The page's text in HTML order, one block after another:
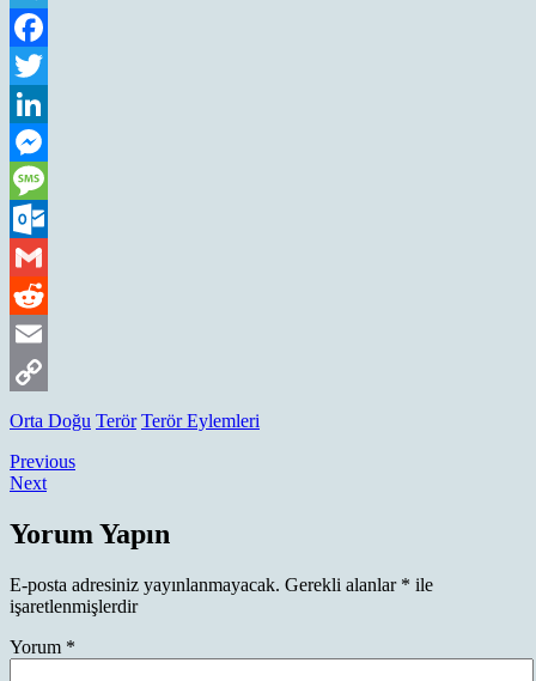
Telegram
Facebook
Twitter
LinkedIn
Messenger
Message
Outlook.com
Gmail
Reddit
Email
Copy
Orta Doğu Terör Terör Eylemleri
Yazı
gezinmesi
PreviousPrevious
NextNext
Yorum Yapın
E-posta adresiniz yayınlanmayacak. Gerekli alanlar * ile
işaretlenmişlerdir
Yorum *